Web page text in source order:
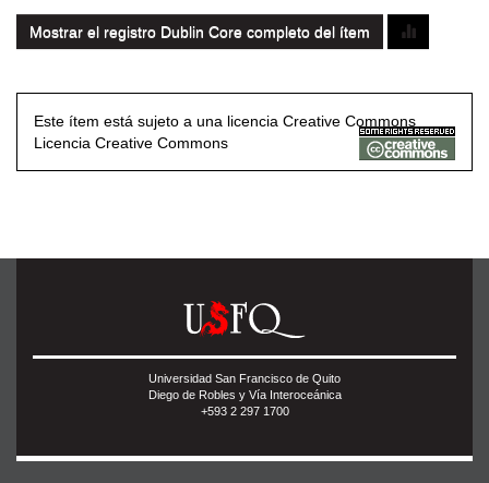
Mostrar el registro Dublin Core completo del ítem
Este ítem está sujeto a una licencia Creative Commons
Licencia Creative Commons
Universidad San Francisco de Quito
Diego de Robles y Vía Interoceánica
+593 2 297 1700